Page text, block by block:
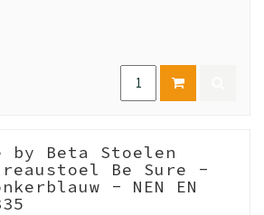
by Beta Stoelen
Be Sure -
- NEN EN